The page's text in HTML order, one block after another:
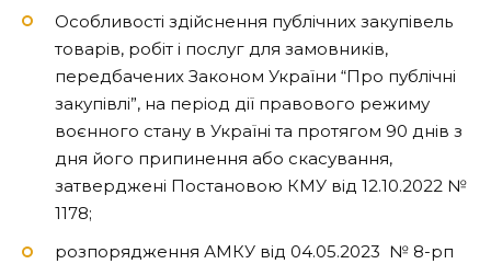
Особливості здійснення публічних закупівель
товарів, робіт і послуг для замовників,
передбачених Законом України “Про публічні
закупівлі”, на період дії правового режиму
воєнного стану в Україні та протягом 90 днів з
дня його припинення або скасування,
затверджені Постановою КМУ від 12.10.2022 №
1178;
розпорядження АМКУ від 04.05.2023 № 8-рп